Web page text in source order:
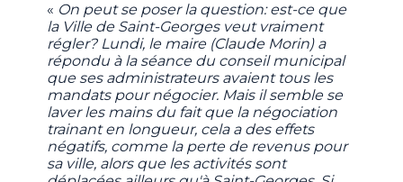
« On peut se poser la question: est-ce que
la Ville de Saint-Georges veut vraiment
régler? Lundi, le maire (Claude Morin) a
répondu à la séance du conseil municipal
que ses administrateurs avaient tous les
mandats pour négocier. Mais il semble se
laver les mains du fait que la négociation
trainant en longueur, cela a des effets
négatifs, comme la perte de revenus pour
sa ville, alors que les activités sont